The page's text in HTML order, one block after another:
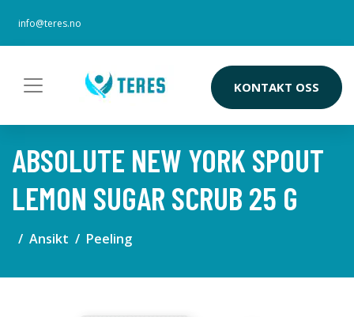
info@teres.no
KONTAKT OSS
ABSOLUTE NEW YORK SPOUT
LEMON SUGAR SCRUB 25 G
Ansikt Peeling